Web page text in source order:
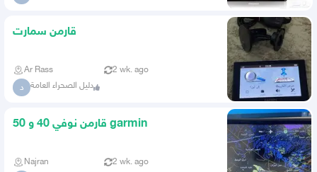
قارمن سمارت
Ar Rass 2 wk. ago
د دليل الصحراء العامة
قارمن نوفي 40 و 50 garmin
Najran 2 wk. ago